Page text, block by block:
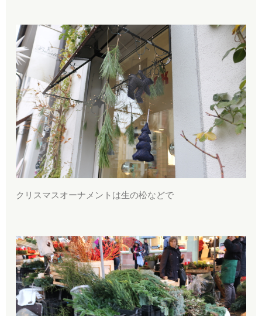
クリスマスオーナメントは生の松などで